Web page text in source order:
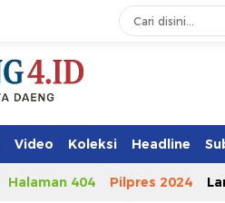
Video Koleksi Headline
Halaman 404 Pilpres 2024